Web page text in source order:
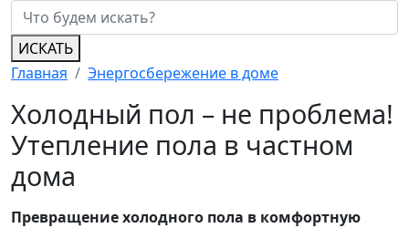
ИСКАТЬ
Главная
Энергосбережение в доме
Холодный пол – не проблема!
Утепление пола в частном
дома
Превращение холодного пола в комфортную